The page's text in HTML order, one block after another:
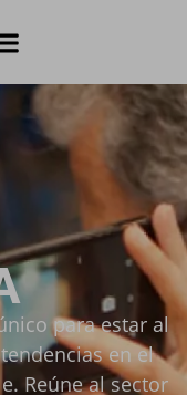
para estar al
en el
Reúne al sector